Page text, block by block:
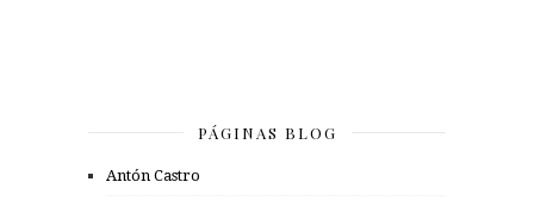
PÁGINAS BLOG
Antón Castro